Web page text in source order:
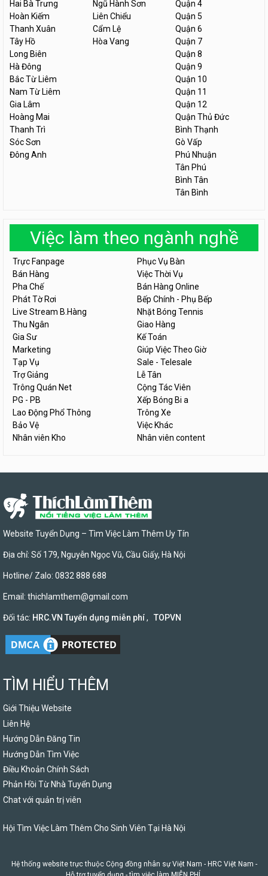
Hai Bà Trưng
Hoàn Kiếm
Thanh Xuân
Tây Hồ
Long Biên
Hà Đông
Bắc Từ Liêm
Nam Từ Liêm
Gia Lâm
Hoàng Mai
Thanh Trì
Sóc Sơn
Đông Anh
Ngũ Hành Sơn
Liên Chiểu
Cẩm Lệ
Hòa Vang
Quận 4
Quận 5
Quận 6
Quận 7
Quận 8
Quận 9
Quận 10
Quận 11
Quận 12
Quận Thủ Đức
Bình Thạnh
Gò Vấp
Phú Nhuận
Tân Phú
Bình Tân
Tân Bình
Việc làm theo ngành nghề
Trực Fanpage
Phục Vụ Bàn
Bán Hàng
Việc Thời Vụ
Pha Chế
Bán Hàng Online
Phát Tờ Rơi
Bếp Chính - Phụ Bếp
Live Stream B.Hàng
Nhặt Bóng Tennis
Thu Ngân
Giao Hàng
Gia Sư
Kế Toán
Marketing
Giúp Việc Theo Giờ
Tạp Vụ
Sale - Telesale
Trợ Giảng
Lễ Tân
Trông Quán Net
Cộng Tác Viên
PG - PB
Xếp Bóng Bi a
Lao Động Phổ Thông
Trông Xe
Bảo Vệ
Việc Khác
Nhân viên Kho
Nhân viên content
Website Tuyển Dụng – Tìm Việc Làm Thêm Uy Tín
Địa chỉ: Số 179, Nguyễn Ngọc Vũ, Cầu Giấy, Hà Nội
Hotline/ Zalo: 0832 888 688
Email: thichlamthem@gmail.com
Đối tác: HRC.VN Tuyển dụng miễn phí, TOPVN
TÌM HIỂU THÊM
Giới Thiệu Website
Liên Hệ
Hướng Dẫn Đăng Tin
Hướng Dẫn Tìm Việc
Điều Khoản Chính Sách
Phản Hồi Từ Nhà Tuyển Dụng
Chat với quản trị viên
Hội Tìm Việc Làm Thêm Cho Sinh Viên Tại Hà Nội
Hệ thống website trực thuộc Cộng đồng nhân sự Việt Nam - HRC Việt Nam -